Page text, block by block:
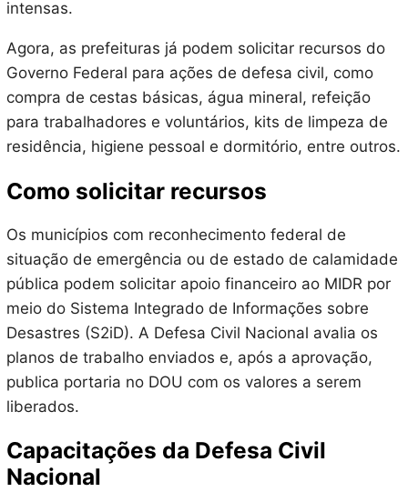
intensas.
Agora, as prefeituras já podem solicitar recursos do
Governo Federal para ações de defesa civil, como
compra de cestas básicas, água mineral, refeição
para trabalhadores e voluntários, kits de limpeza de
residência, higiene pessoal e dormitório, entre outros.
Como solicitar recursos
Os municípios com reconhecimento federal de
situação de emergência ou de estado de calamidade
pública podem solicitar apoio financeiro ao MIDR por
meio do Sistema Integrado de Informações sobre
Desastres (S2iD). A Defesa Civil Nacional avalia os
planos de trabalho enviados e, após a aprovação,
publica portaria no DOU com os valores a serem
liberados.
Capacitações da Defesa Civil
Nacional